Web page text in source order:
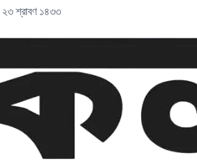
২৩ শ্রাবণ ১৪৩৩